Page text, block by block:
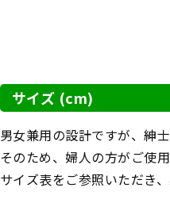
サイズ (cm)
男女兼用の設計ですが、紳
そのため、婦人の方がご使
サイズ表をご参照いただき